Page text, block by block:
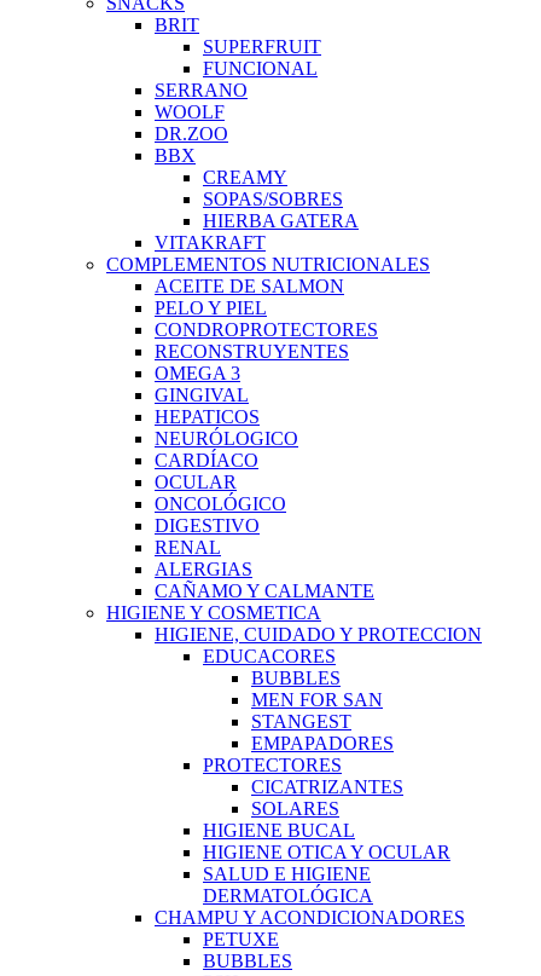
BRIT
SUPERFRUIT
FUNCIONAL
SERRANO
WOOLF
DR.ZOO
BBX
CREAMY
SOPAS/SOBRES
HIERBA GATERA
VITAKRAFT
COMPLEMENTOS NUTRICIONALES
ACEITE DE SALMON
PELO Y PIEL
CONDROPROTECTORES
RECONSTRUYENTES
OMEGA 3
GINGIVAL
HEPATICOS
NEURÓLOGICO
CARDÍACO
OCULAR
ONCOLÓGICO
DIGESTIVO
RENAL
ALERGIAS
CAÑAMO Y CALMANTE
HIGIENE Y COSMETICA
HIGIENE, CUIDADO Y PROTECCION
EDUCACORES
BUBBLES
MEN FOR SAN
STANGEST
EMPAPADORES
PROTECTORES
CICATRIZANTES
SOLARES
HIGIENE BUCAL
HIGIENE OTICA Y OCULAR
SALUD E HIGIENE
DERMATOLÓGICA
CHAMPU Y ACONDICIONADORES
PETUXE
BUBBLES